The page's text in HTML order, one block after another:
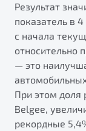
Элегантный и
от 1 699 990
Обзор В
X70
Узнайте о
автомобиля
Подробно
Тест-драйв
Будьте еще
"Помощь на
Результат
показатель в
с начала
относительно
— это
При этом доля
Belgee,
рекордные